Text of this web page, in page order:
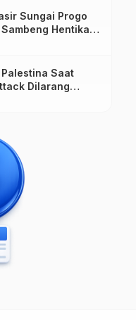
Sungai Progo
Hentikan
Saat
Dilarang